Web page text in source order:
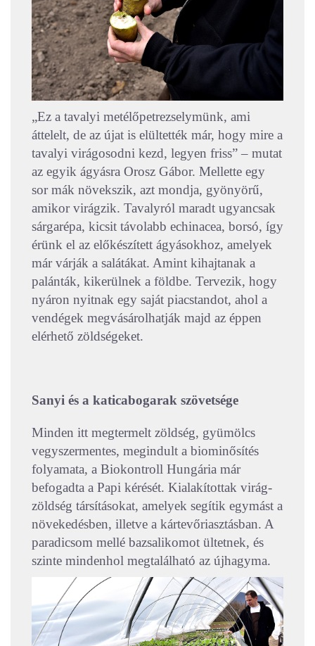
„Ez a tavalyi metélőpetrezselymünk, ami
áttelelt, de az újat is elültették már, hogy mire a
tavalyi virágosodni kezd, legyen friss” – mutat
az egyik ágyásra Orosz Gábor. Mellette egy
sor mák növekszik, azt mondja, gyönyörű,
amikor virágzik. Tavalyról maradt ugyancsak
sárgarépa, kicsit távolabb echinacea, borsó, így
érünk el az előkészített ágyásokhoz, amelyek
már várják a salátákat. Amint kihajtanak a
palánták, kikerülnek a földbe. Tervezik, hogy
nyáron nyitnak egy saját piacstandot, ahol a
vendégek megvásárolhatják majd az éppen
elérhető zöldségeket.
Sanyi és a katicabogarak szövetsége
Minden itt megtermelt zöldség, gyümölcs
vegyszermentes, megindult a biominősítés
folyamata, a Biokontroll Hungária már
befogadta a Papi kérését. Kialakítottak virág-
zöldség társításokat, amelyek segítik egymást a
növekedésben, illetve a kártevőriasztásban. A
paradicsom mellé bazsalikomot ültetnek, és
szinte mindenhol megtalálható az újhagyma.